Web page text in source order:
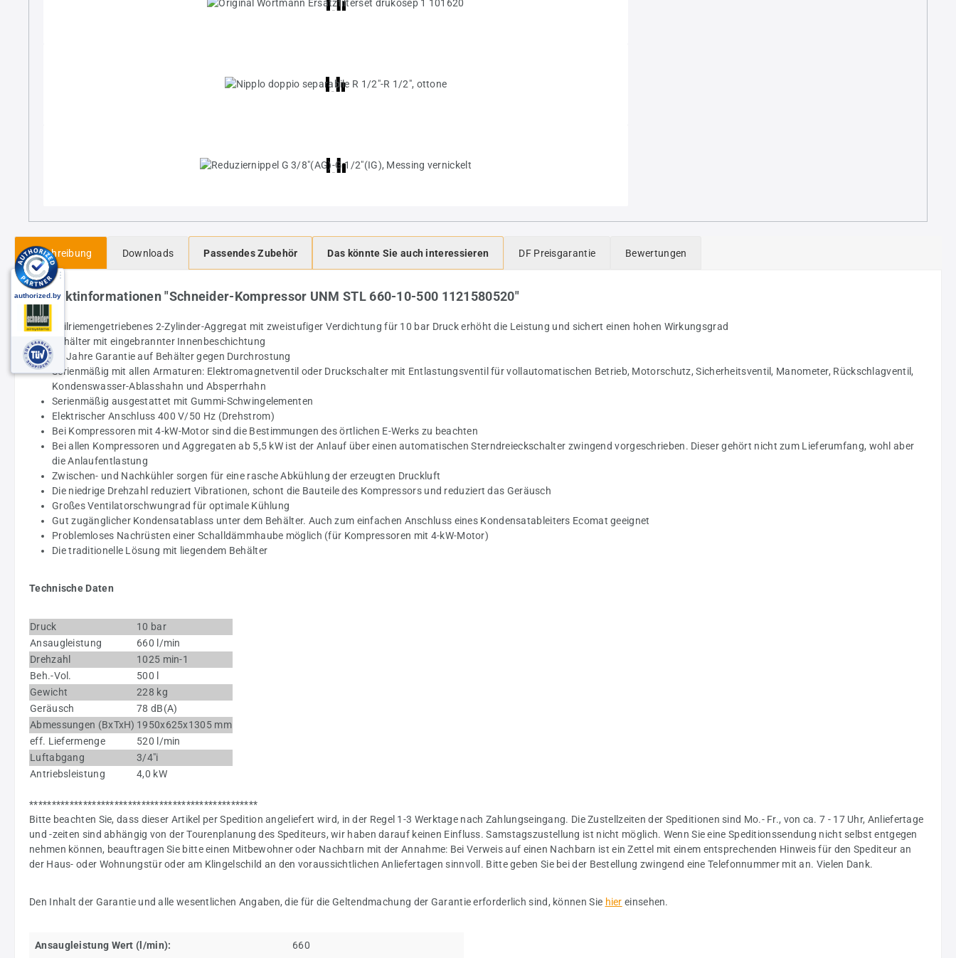
Beschreibung Downloads Passendes Zubehör Das könnte Sie auch interessieren DF Preisgarantie Bewertungen
Produktinformationen "Schneider-Kompressor UNM STL 660-10-500 1121580520"
Keilriemengetriebenes 2-Zylinder-Aggregat mit zweistufiger Verdichtung für 10 bar Druck erhöht die Leistung und sichert einen hohen Wirkungsgrad
Behälter mit eingebrannter Innenbeschichtung
15 Jahre Garantie auf Behälter gegen Durchrostung
Serienmäßig mit allen Armaturen: Elektromagnetventil oder Druckschalter mit Entlastungsventil für vollautomatischen Betrieb, Motorschutz, Sicherheitsventil, Manometer, Rückschlagventil,
Kondenswasser-Ablasshahn und Absperrhahn
Serienmäßig ausgestattet mit Gummi-Schwingelementen
Elektrischer Anschluss 400 V/50 Hz (Drehstrom)
Bei Kompressoren mit 4-kW-Motor sind die Bestimmungen des örtlichen E-Werks zu beachten
Bei allen Kompressoren und Aggregaten ab 5,5 kW ist der Anlauf über einen automatischen Sterndreieckschalter zwingend vorgeschrieben. Dieser gehört nicht zum Lieferumfang, wohl aber
die Anlaufentlastung
Zwischen- und Nachkühler sorgen für eine rasche Abkühlung der erzeugten Druckluft
Die niedrige Drehzahl reduziert Vibrationen, schont die Bauteile des Kompressors und reduziert das Geräusch
Großes Ventilatorschwungrad für optimale Kühlung
Gut zugänglicher Kondensatablass unter dem Behälter. Auch zum einfachen Anschluss eines Kondensatableiters Ecomat geeignet
Problemloses Nachrüsten einer Schalldämmhaube möglich (für Kompressoren mit 4-kW-Motor)
Die traditionelle Lösung mit liegendem Behälter
Technische Daten
Druck
10 bar
Ansaugleistung
660 l/min
Drehzahl
1025 min-1
Beh.-Vol.
500 l
Gewicht
228 kg
Geräusch
78 dB(A)
Abmessungen (BxTxH) 1950x625x1305 mm
eff. Liefermenge
520 l/min
Luftabgang
3/4"i
Antriebsleistung
4,0 kW
***************************************************
Bitte beachten Sie, dass dieser Artikel per Spedition angeliefert wird, in der Regel 1-3 Werktage nach Zahlungseingang. Die Zustellzeiten der Speditionen sind Mo.- Fr., von ca. 7 - 17 Uhr, Anliefertage
und -zeiten sind abhängig von der Tourenplanung des Spediteurs, wir haben darauf keinen Einfluss. Samstagszustellung ist nicht möglich. Wenn Sie eine Speditionssendung nicht selbst entgegen
nehmen können, beauftragen Sie bitte einen Mitbewohner oder Nachbarn mit der Annahme: Bei Verweis auf einen Nachbarn ist ein Zettel mit einem entsprechenden Hinweis für den Spediteur an
der Haus- oder Wohnungstür oder am Klingelschild an den voraussichtlichen Anliefertagen sinnvoll. Bitte geben Sie bei der Bestellung zwingend eine Telefonnummer mit an. Vielen Dank.
Den Inhalt der Garantie und alle wesentlichen Angaben, die für die Geltendmachung der Garantie erforderlich sind, können Sie hier einsehen.
Ansaugleistung Wert (l/min): 660